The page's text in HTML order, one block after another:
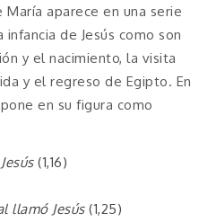
aparece en una serie
de Jesús como son
y el nacimiento, la visita
y el regreso de Egipto. En
en su figura como
(1,16)
llamó Jesús(1,25)